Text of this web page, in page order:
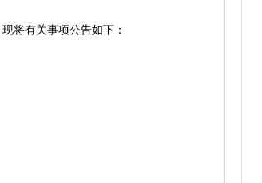
将有关事项公告如下：